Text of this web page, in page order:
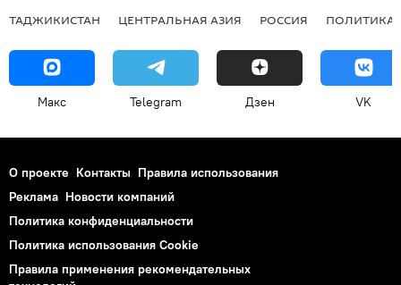
ТАДЖИКИСТАН ЦЕНТРАЛЬНАЯ АЗИЯ РОССИЯ ПОЛИТИКА
Макс Telegram Дзен VK
О проекте Контакты Правила использования
Реклама Новости компаний
Политика конфиденциальности
Политика использования Cookie
Правила применения рекомендательных